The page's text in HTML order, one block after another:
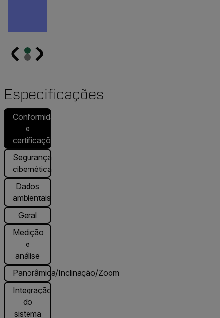
Especificações
Conformidade
e
certificações
Segurança
cibernética
Dados
ambientais
Geral
Medição
e
análise
Panorâmica/Inclinação/Zoom
Integração
do
sistema